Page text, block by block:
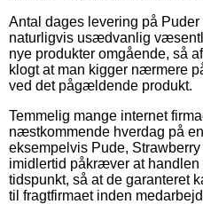
Antal dages levering på
naturligvis usædvanlig
nye produkter omgående, så
klogt at man kigger nærmere
ved det pågældende produkt.
Temmelig mange internet
næstkommende hverdag på
eksempelvis Pude,
imidlertid påkræver at handlen
tidspunkt, så at de garanteret
til fragtfirmaet inden